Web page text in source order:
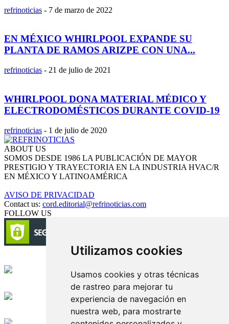
Utilizamos cookies
Usamos cookies y otras técnicas
de rastreo para mejorar tu
experiencia de navegación en
nuestra web, para mostrarte
refrinoticias - 7 de marzo de 2022
EN MÉXICO WHIRLPOOL EXPANDE SU
PLANTA DE RAMOS ARIZPE CON UNA...
refrinoticias - 21 de julio de 2021
WHIRLPOOL DONA MATERIAL MÉDICO Y
ELECTRODOMÉSTICOS DURANTE COVID-19
refrinoticias - 1 de julio de 2020
ABOUT US
SOMOS DESDE 1986 LA PUBLICACIÓN DE MAYOR
PRESTIGIO Y TRAYECTORIA EN LA INDUSTRIA HVAC/R
EN MÉXICO Y LATINOAMÉRICA
AVISO DE PRIVACIDAD
Contact us: cord.editorial@refrinoticias.com
FOLLOW US
Edición digital con tecnología